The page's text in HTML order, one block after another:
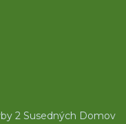
2 Susedných Domov